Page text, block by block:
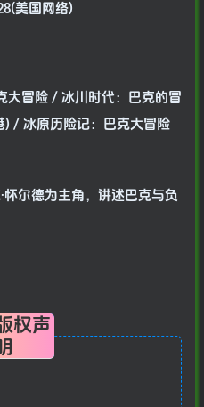
美国网络)
冒险 / 冰川时代：巴克的冒
) / 冰原历险记：巴克大冒险
尔德为主角，讲述巴克与负
权声